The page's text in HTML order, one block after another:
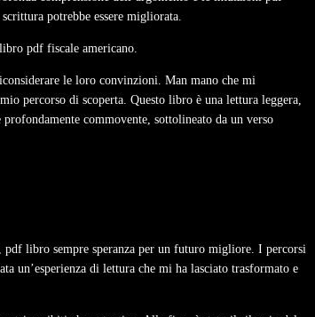
potrebbe essere migliorata.
pdf fiscale americano.
le loro convinzioni. Man mano che mi
percorso di scoperta. Questo libro è una lettura leggera,
commovente, sottolineato da un verso
libro sempre speranza per un futuro migliore. I percorsi
un’esperienza di lettura che mi ha lasciato trasformato e